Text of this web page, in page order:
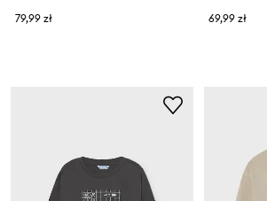
79,99 zł
69,99 zł